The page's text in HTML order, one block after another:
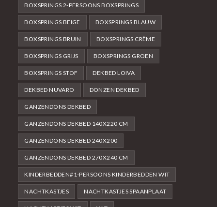
BOXSPRINGS 2-PERSOONS BOXSPRINGS
BOXSPRINGS BEIGE BOXSPRINGS BLAUW
BOXSPRINGS BRUIN BOXSPRINGS CRÈME
BOXSPRINGS GRIJS BOXSPRINGS GROEN
BOXSPRINGS STOF DEKBED LOIVA
DEKBED NUVARO DONZEN DEKBED
GANZENDONS DEKBED
GANZENDONS DEKBED 140X220 CM
GANZENDONS DEKBED 240X200
GANZENDONS DEKBED 270X240 CM
KINDERBEDDEN#1-PERSOONS KINDERBEDDEN WIT
NACHTKASTJES NACHTKASTJES SPAANPLAAT